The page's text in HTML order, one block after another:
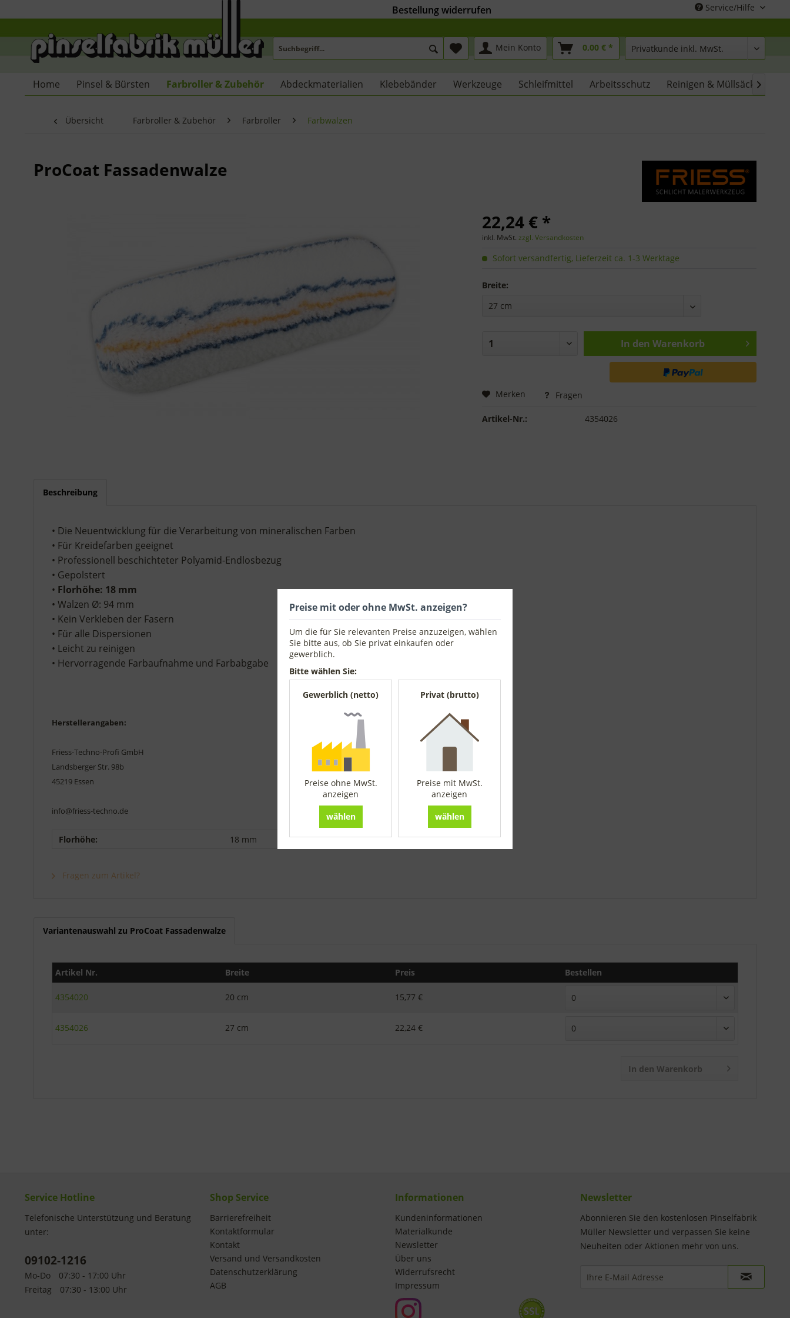
Service/Hilfe
Mein Konto 0,00 € *
Home Pinsel & Bürsten Farbroller & Zubehör Abdeckmaterialien Klebebänder Werkzeuge Schleifmittel Arbeitsschutz Reinigen & Müllsäcke
Übersicht Farbroller & Zubehör Farbroller Farbwalzen
ProCoat Fassadenwalze
22,24 € *
inkl. MwSt. zzgl. Versandkosten
Sofort versandfertig, Lieferzeit ca. 1-3 Werktage
Breite:
In den Warenkorb
Merken Fragen
Artikel-Nr.: 4354026
Beschreibung
• Die Neuentwicklung für die Verarbeitung von mineralischen Farben
• Für Kreidefarben geeignet
• Professionell beschichteter Polyamid-Endlosbezug
• Gepolstert
• Florhöhe: 18 mm
• Walzen Ø: 94 mm
• Kein Verkleben der Fasern
• Für alle Dispersionen
• Leicht zu reinigen
• Hervorragende Farbaufnahme und Farbabgabe
Herstellerangaben:
Friess-Techno-Profi GmbH
Landsberger Str. 98b
45219 Essen
info@friess-techno.de
Florhöhe: 18 mm
Fragen zum Artikel?
Variantenauswahl zu ProCoat Fassadenwalze
Artikel Nr. Breite Preis Bestellen
4354020 20 cm 15,77 €
4354026 27 cm 22,24 €
In den Warenkorb
Service Hotline
Telefonische Unterstützung und Beratung
unter:
09102-1216
Mo-Do
07:30 - 17:00 Uhr
Freitag
07:30 - 13:00 Uhr
Shop Service
Barrierefreiheit
Kontaktformular
Kontakt
Versand und Versandkosten
Datenschutzerklärung
AGB
Informationen
Kundeninformationen
Materialkunde
Newsletter
Über uns
Widerrufsrecht
Impressum
Newsletter
Abonnieren Sie den kostenlosen Pinselfabrik
Müller Newsletter und verpassen Sie keine
Neuheiten oder Aktionen mehr von uns.
Bestellung widerrufen
Preise mit oder ohne MwSt. anzeigen?
Um die für Sie relevanten Preise anzuzeigen, wählen
Sie bitte aus, ob Sie privat einkaufen oder
gewerblich.
Bitte wählen Sie:
Gewerblich (netto)
Preise ohne MwSt.
anzeigen
wählen
Privat (brutto)
Preise mit MwSt.
anzeigen
wählen